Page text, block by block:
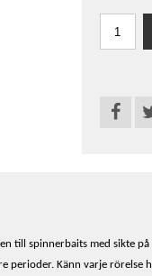
spinnerbaits med sikte
Känn varje rörelse